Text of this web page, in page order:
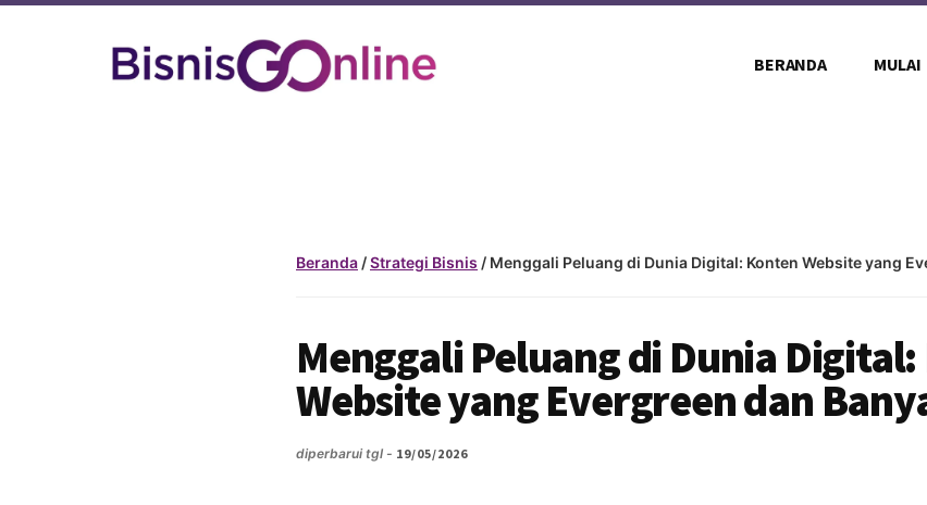
Additional
BERANDA MULAI
Beranda /Strategi Bisnis / Menggali Peluang di Dunia Digital: Konten Website yang
Menggali Peluang di Dunia
Website yang Evergreen dan
diperbarui tgl - 19/05/2026